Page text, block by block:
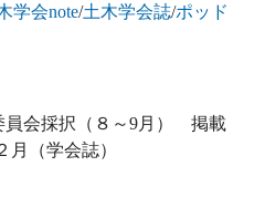
学会note/土木学会誌/ポッド
会採択（８～9月） 掲載
月（学会誌）